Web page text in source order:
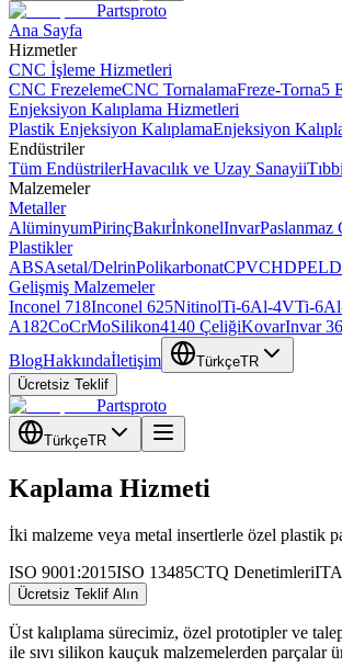
Partsproto
Ana Sayfa
Hizmetler
CNC İşleme Hizmetleri
CNC FrezelemeCNC TornalamaFreze-Torna5
Enjeksiyon Kalıplama Hizmetleri
Plastik Enjeksiyon KalıplamaEnjeksiyon
Endüstriler
Tüm EndüstrilerHavacılık ve Uzay Sanayii
Malzemeler
Metaller
AlüminyumPirinçBakırİnkonelInvarPaslanmaz
Plastikler
ABSAsetal/DelrinPolikarbonatCPVCHDPE
Gelişmiş Malzemeler
Inconel 718Inconel 625NitinolTi-6Al-4VTi-
A182CoCrMoSilikon4140 ÇeliğiKovarInvar 36
BlogHakkındaİletişim TürkçeTR
Ücretsiz Teklif
Partsproto
TürkçeTR
Kaplama Hizmeti
İki malzeme veya metal insertlerle özel plastik
ISO 9001:2015ISO 13485CTQ Denetimleri
Ücretsiz Teklif Alın
Üst kalıplama sürecimiz, özel prototipler ve
ile sıvı silikon kauçuk malzemelerden parçalar